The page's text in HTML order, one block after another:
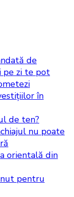
de
pe zi te pot
în
de ten?
nu poate
orientală din
pentru